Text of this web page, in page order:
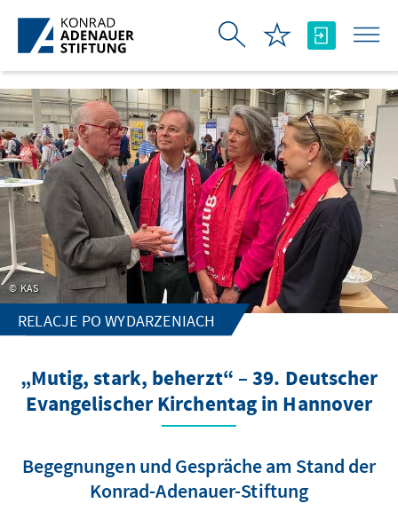
Skip to Main Content
KAS
RELACJE PO WYDARZENIACH
„Mutig, stark, beherzt“ – 39. Deutscher
Evangelischer Kirchentag in Hannover
Begegnungen und Gespräche am Stand der
Konrad-Adenauer-Stiftung